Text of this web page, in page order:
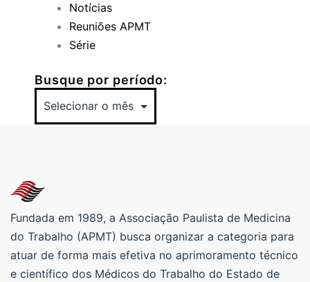
Notícias
Reuniões APMT
Série
Busque por período:
Fundada em 1989, a Associação Paulista de Medicina
do Trabalho (APMT) busca organizar a categoria para
atuar de forma mais efetiva no aprimoramento técnico
e científico dos Médicos do Trabalho do Estado de